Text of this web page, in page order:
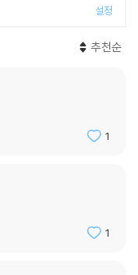
설정
추천순
1
1